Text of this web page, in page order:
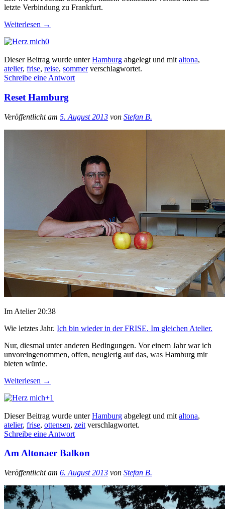
letzte Verbindung zu Frankfurt.
Weiterlesen →
0
Dieser Beitrag wurde unterHamburg abgelegt und mit altona,
atelier, frise, reise, sommerverschlagwortet.
Schreibe eine Antwort
Reset Hamburg
Veröffentlicht am 5. August 2013 von Stefan B.
Im Atelier 20:38
Wie letztes Jahr. Ich bin wieder in der FRISE. Im gleichen Atelier.
Nur, diesmal unter anderen Bedingungen. Vor einem Jahr war ich
unvoreingenommen, offen, neugierig auf das, was Hamburg mir
bieten würde.
Weiterlesen →
+1
Dieser Beitrag wurde unterHamburg abgelegt und mit altona,
atelier, frise, ottensen, zeit verschlagwortet.
Schreibe eine Antwort
Am Altonaer Balkon
Veröffentlicht am 6. August 2013 von Stefan B.